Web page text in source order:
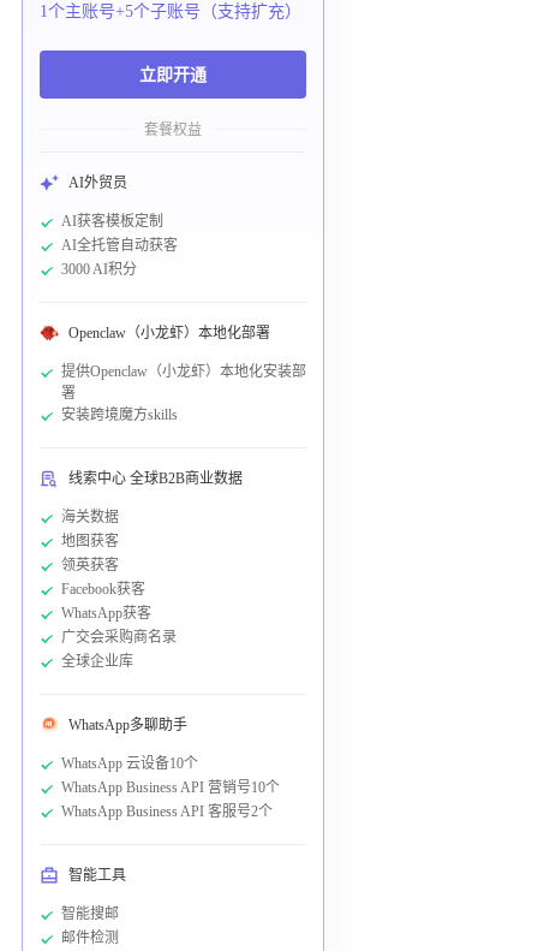
1个主账号+5个子账号（支持扩充）
立即开通
套餐权益
AI外贸员
AI获客模板定制
AI全托管自动获客
3000 AI积分
Openclaw（小龙虾）本地化部署
提供Openclaw（小龙虾）本地化安装部
署
安装跨境魔方skills
线索中心 全球B2B商业数据
海关数据
地图获客
领英获客
Facebook获客
WhatsApp获客
广交会采购商名录
全球企业库
WhatsApp多聊助手
WhatsApp 云设备10个
WhatsApp Business API 营销号10个
WhatsApp Business API 客服号2个
智能工具
智能搜邮
邮件检测